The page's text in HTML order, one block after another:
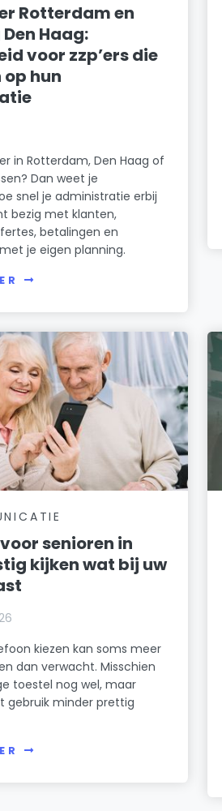
Rotterdam en
Haag:
voor zzp’ers die
hun
in Rotterdam, Den Haag of
Dan weet je
snel je administratie erbij
bezig met klanten,
betalingen en
je eigen planning.
senioren in
kijken wat bij uw
kiezen kan soms meer
dan verwacht. Misschien
toestel nog wel, maar
gebruik minder prettig